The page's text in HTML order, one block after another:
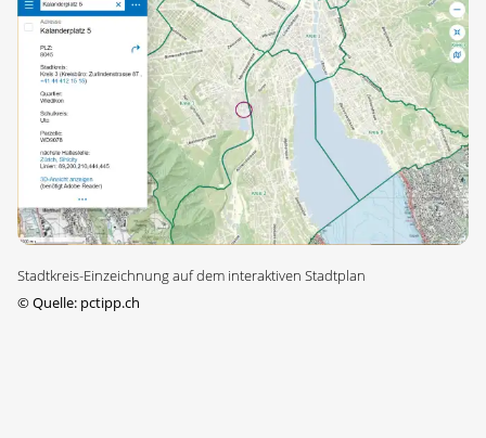
Stadtkreis-Einzeichnung auf dem interaktiven Stadtplan
©Quelle: pctipp.ch